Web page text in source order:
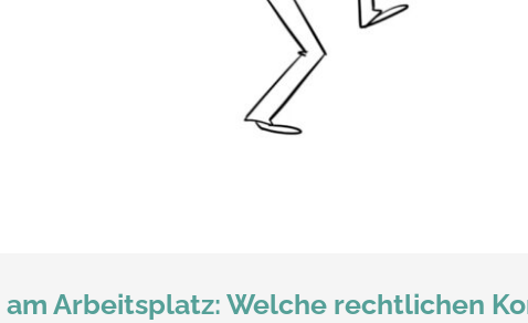
Arbeitsplatz: Welche rechtlichen